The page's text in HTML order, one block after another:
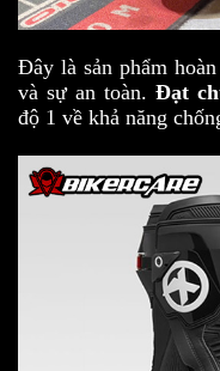
Đây là sản phẩm
và sự an toàn. Đạt
độ 1 về khả năng